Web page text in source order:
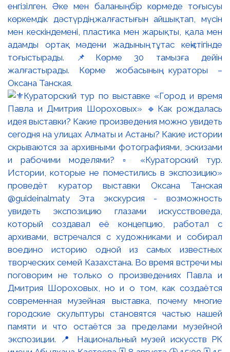
енгізілген. Әке мен баланың бір көрмеде тоғысуы
көркемдік дәстүрдің жалғастығын айшықтап, мүсін
мен кескіндемені, пластика мен жарықты, қала мен
адамды ортақ мәдени жадының тұтас кеңістігінде
тоғыстырады. 📌Көрме 30 тамызға дейін
жалғастырады. Көрме жобасының кураторы –
Оксана Танская.